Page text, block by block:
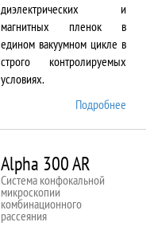
диэлектрических и
магнитных пленок в
едином вакуумном цикле в
строго контролируемых
условиях.
Подробнее
Alpha 300 AR
Система конфокальной
микроскопии
комбинационного
рассеяния